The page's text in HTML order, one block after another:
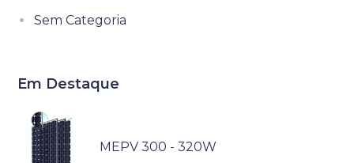
Sem Categoria
Em Destaque
MEPV 300 - 320W